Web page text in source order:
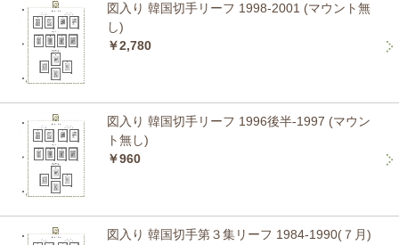
図入り 韓国切手リーフ 1998-2001 (マウント無
し)
￥2,780
図入り 韓国切手リーフ 1996後半-1997 (マウン
ト無し)
￥960
図入り 韓国切手第３集リーフ 1984-1990(７月)